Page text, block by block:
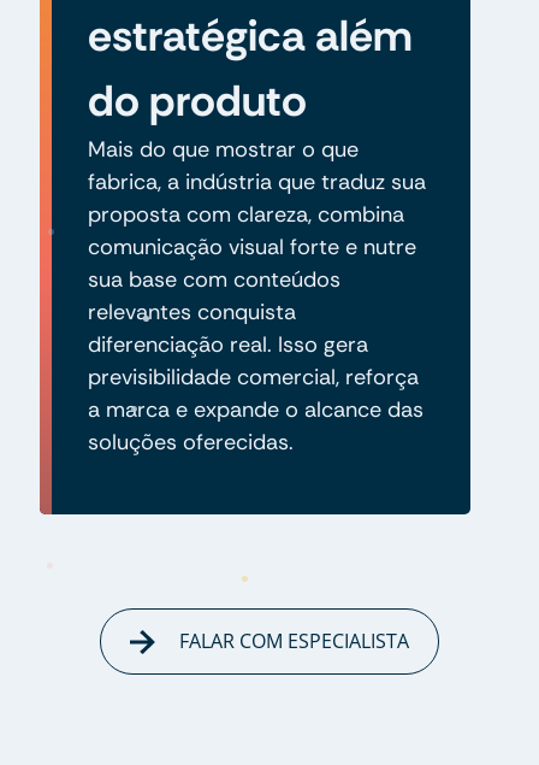
estratégica além
do produto
Mais do que mostrar o que
fabrica, a indústria que traduz sua
proposta com clareza, combina
comunicação visual forte e nutre
sua base com conteúdos
relevantes conquista
diferenciação real. Isso gera
previsibilidade comercial, reforça
a marca e expande o alcance das
soluções oferecidas.
FALAR COM ESPECIALISTA